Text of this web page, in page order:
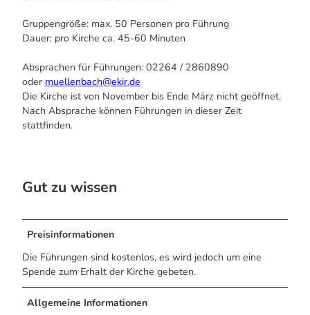
Gruppengröße: max. 50 Personen pro Führung
Dauer: pro Kirche ca. 45-60 Minuten
Absprachen für Führungen: 02264 / 2860890
oder muellenbach@ekir.de
Die Kirche ist von November bis Ende März nicht geöffnet.
Nach Absprache können Führungen in dieser Zeit
stattfinden.
Gut zu wissen
Preisinformationen
Die Führungen sind kostenlos, es wird jedoch um eine
Spende zum Erhalt der Kirche gebeten.
Allgemeine Informationen